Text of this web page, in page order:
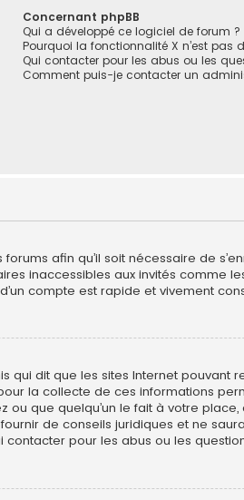
Concernant phpBB
Qui a développé ce logiciel de forum ?
Pourquoi la fonctionnalité X n’est pas
Qui contacter pour les abus ou les
Comment puis-je contacter un
afin qu’il soit nécessaire de
inaccessibles aux invités comme
compte est rapide et vivement
qui dit que les sites Internet pouvant
la collecte de ces informations
ou que quelqu’un le fait à votre
de conseils juridiques et ne
pour les abus ou les